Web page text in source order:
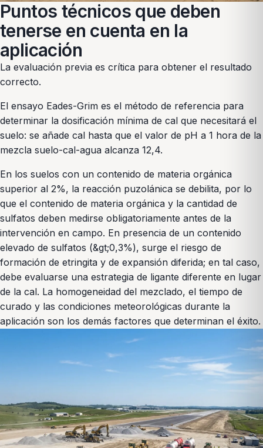
Puntos técnicos que deben
tenerse en cuenta en la
aplicación
La evaluación previa es crítica para obtener el resultado
correcto.
El ensayo Eades-Grim es el método de referencia para
determinar la dosificación mínima de cal que necesitará el
suelo: se añade cal hasta que el valor de pH a 1 hora de la
mezcla suelo-cal-agua alcanza 12,4.
En los suelos con un contenido de materia orgánica
superior al 2%, la reacción puzolánica se debilita, por lo
que el contenido de materia orgánica y la cantidad de
sulfatos deben medirse obligatoriamente antes de la
intervención en campo. En presencia de un contenido
elevado de sulfatos (&gt;0,3%), surge el riesgo de
formación de etringita y de expansión diferida; en tal caso,
debe evaluarse una estrategia de ligante diferente en lugar
de la cal. La homogeneidad del mezclado, el tiempo de
curado y las condiciones meteorológicas durante la
aplicación son los demás factores que determinan el éxito.